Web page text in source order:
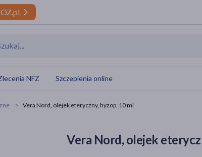
NFZ Szczepienia online
Vera Nord, olejek eteryczny, hyzop, 10 ml
Vera Nord, olejek